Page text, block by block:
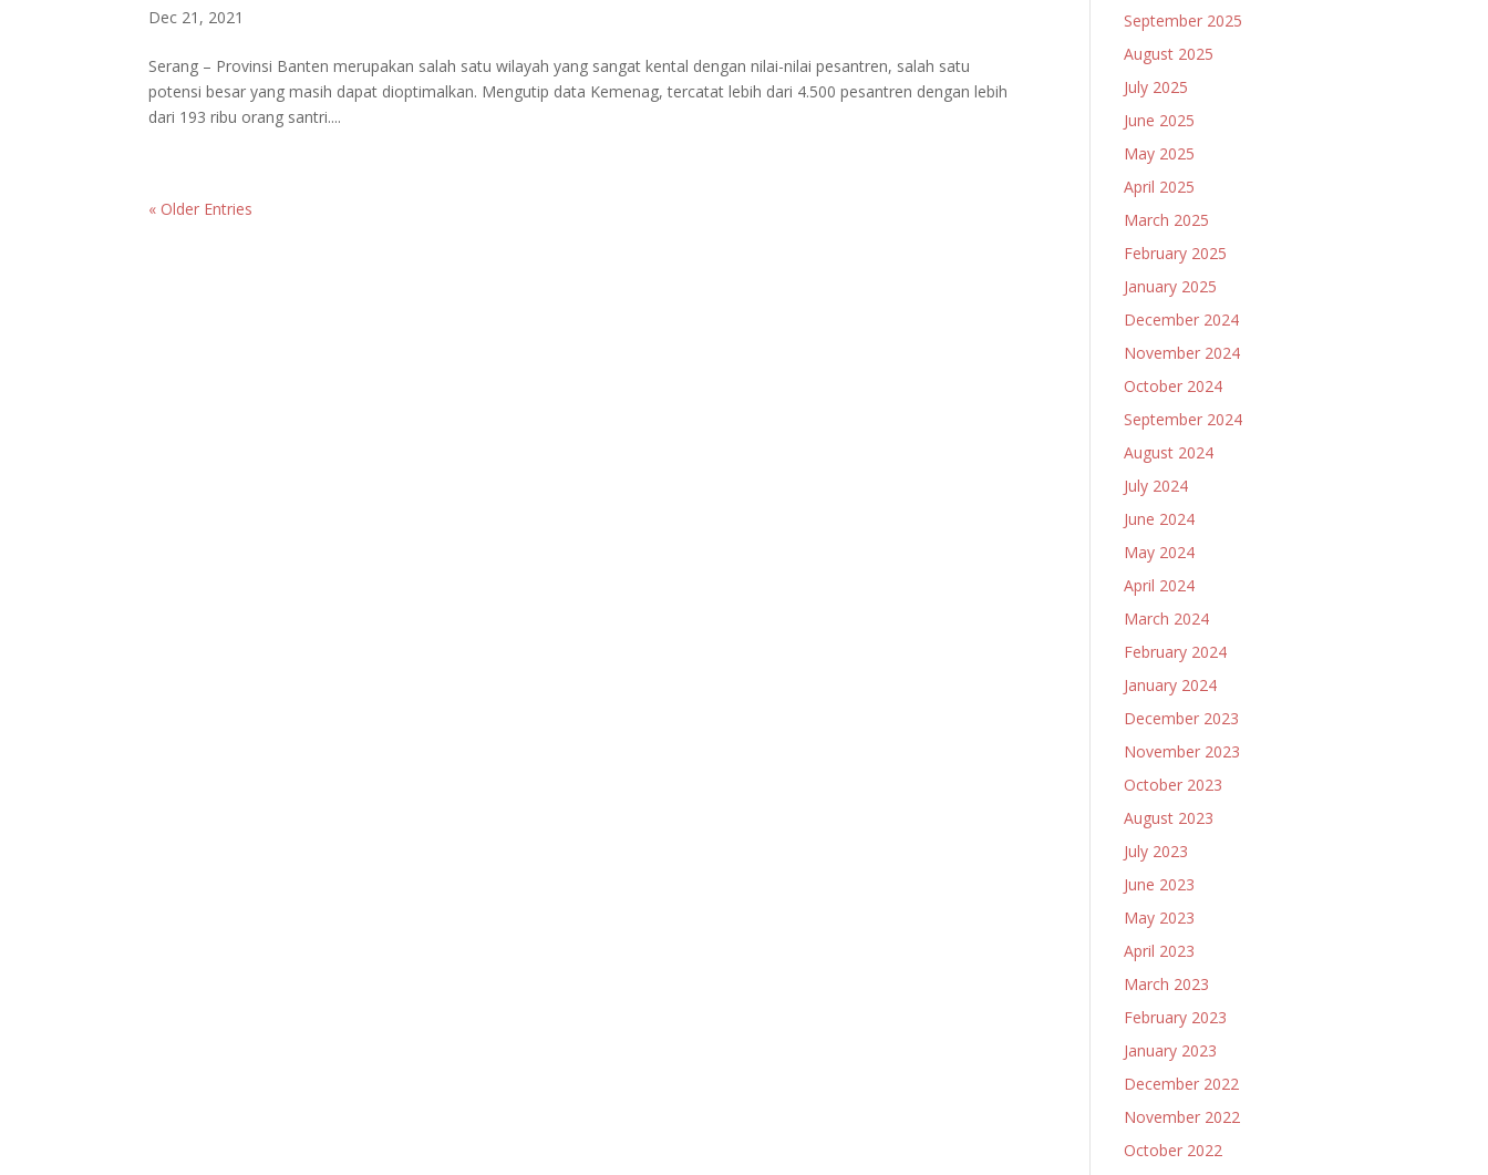
Dec 21, 2021
Serang – Provinsi Banten merupakan salah satu wilayah yang sangat kental dengan nilai-nilai pesantren, salah satu
potensi besar yang masih dapat dioptimalkan. Mengutip data Kemenag, tercatat lebih dari 4.500 pesantren dengan lebih
dari 193 ribu orang santri....
« Older Entries
September 2025
August 2025
July 2025
June 2025
May 2025
April 2025
March 2025
February 2025
January 2025
December 2024
November 2024
October 2024
September 2024
August 2024
July 2024
June 2024
May 2024
April 2024
March 2024
February 2024
January 2024
December 2023
November 2023
October 2023
August 2023
July 2023
June 2023
May 2023
April 2023
March 2023
February 2023
January 2023
December 2022
November 2022
October 2022